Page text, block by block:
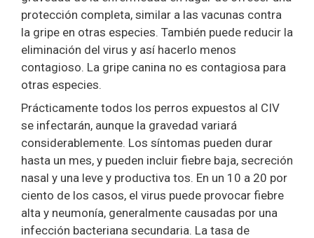
protección completa, similar a las vacunas contra
la gripe en otras especies. También puede reducir la
eliminación del virus y así hacerlo menos
contagioso. La gripe canina no es contagiosa para
otras especies.
Prácticamente todos los perros expuestos al CIV
se infectarán, aunque la gravedad variará
considerablemente. Los síntomas pueden durar
hasta un mes, y pueden incluir fiebre baja, secreción
nasal y una leve y productiva tos. En un 10 a 20 por
ciento de los casos, el virus puede provocar fiebre
alta y neumonía, generalmente causadas por una
infección bacteriana secundaria. La tasa de